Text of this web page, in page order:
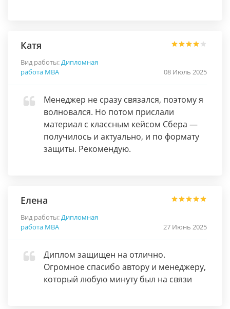
Катя
Вид работы:Дипломная
работа МВА
08 Июль 2025
Менеджер не сразу связался, поэтому я
волновался. Но потом прислали
материал с классным кейсом Сбера —
получилось и актуально, и по формату
защиты. Рекомендую.
Елена
Вид работы:Дипломная
работа МВА
27 Июнь 2025
Диплом защищен на отлично.
Огромное спасибо автору и менеджеру,
который любую минуту был на связи